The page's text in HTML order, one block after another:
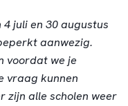
juli en 30 augustus
aanwezig.
voordat we je
vraag kunnen
zijn alle scholen weer